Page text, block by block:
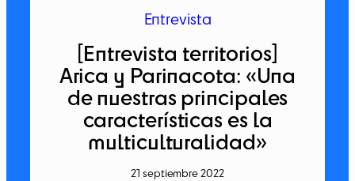
Entrevista
[Entrevista territorios]
Arica y Parinacota: «Una
de nuestras principales
características es la
multiculturalidad»
21 septiembre 2022